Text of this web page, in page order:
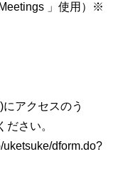
」使用）※
アクセスのう
さい。
dform.do?